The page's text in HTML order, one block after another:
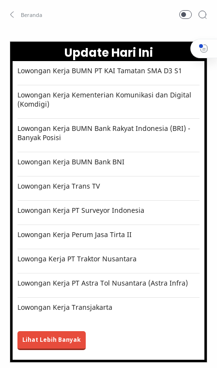
Update Hari Ini
Lowongan Kerja BUMN PT KAI Tamatan SMA D3 S1
Lowongan Kerja Kementerian Komunikasi dan Digital
(Komdigi)
Lowongan Kerja BUMN Bank Rakyat Indonesia (BRI) -
Banyak Posisi
Lowongan Kerja BUMN Bank BNI
Lowongan Kerja Trans TV
Lowongan Kerja PT Surveyor Indonesia
Lowongan Kerja Perum Jasa Tirta II
Lowonga Kerja PT Traktor Nusantara
Lowongan Kerja PT Astra Tol Nusantara (Astra Infra)
Lowongan Kerja Transjakarta
Lihat Lebih Banyak